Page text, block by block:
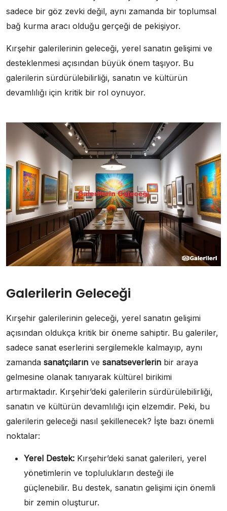
sadece bir göz zevki değil, aynı zamanda bir toplumsal
bağ kurma aracı olduğu gerçeği de pekişiyor.
Kırşehir galerilerinin geleceği, yerel sanatın gelişimi ve
desteklenmesi açısından büyük önem taşıyor. Bu
galerilerin sürdürülebilirliği, sanatın ve kültürün
devamlılığı için kritik bir rol oynuyor.
Galerilerin Geleceği
Kırşehir galerilerinin geleceği, yerel sanatın gelişimi
açısından oldukça kritik bir öneme sahiptir. Bu galeriler,
sadece sanat eserlerini sergilemekle kalmayıp, aynı
zamanda sanatçıların ve sanatseverlerin bir araya
gelmesine olanak tanıyarak kültürel birikimi
artırmaktadır. Kırşehir’deki galerilerin sürdürülebilirliği,
sanatın ve kültürün devamlılığı için elzemdir. Peki, bu
galerilerin geleceği nasıl şekillenecek? İşte bazı önemli
noktalar:
Yerel Destek: Kırşehir’deki sanat galerileri, yerel
yönetimlerin ve toplulukların desteği ile
güçlenebilir. Bu destek, sanatın gelişimi için önemli
bir zemin oluşturur.